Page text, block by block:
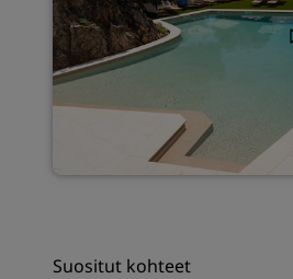
Suositut kohteet